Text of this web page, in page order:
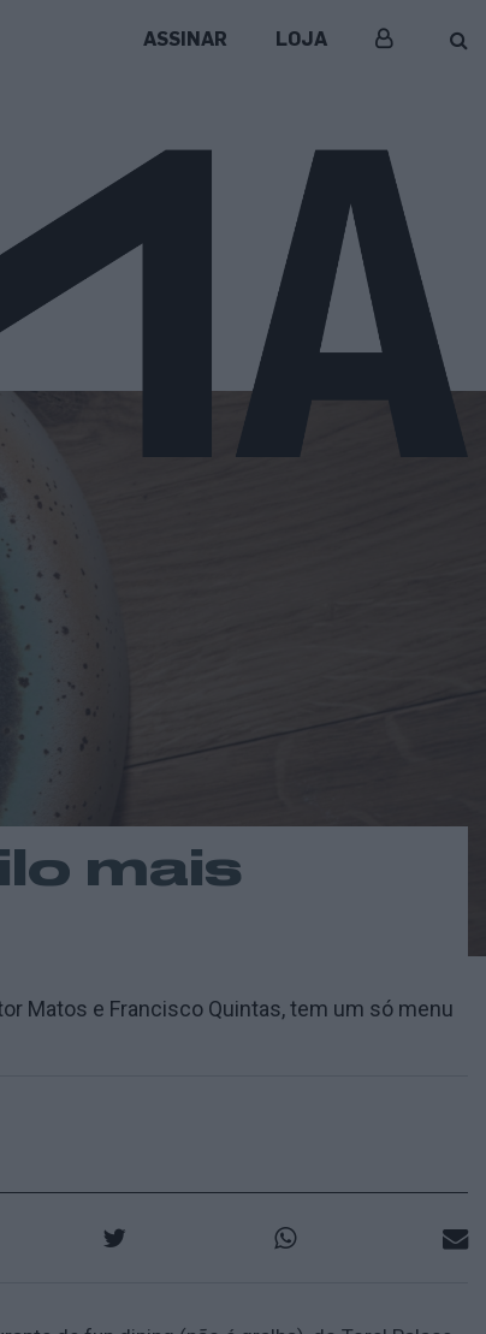
ASSINAR LOJA
mais
Matos e Francisco Quintas, tem um só menu